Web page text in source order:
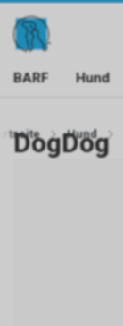
BARF Hund
Hund
DogDog